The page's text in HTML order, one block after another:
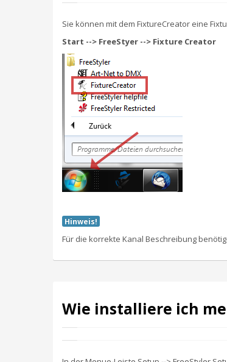
Sie können mit dem FixtureCreator eine
Start --> FreeStyer --> Fixture Creator
Hinweis!
Für die korrekte Kanal Beschreibung
Wie installiere ich